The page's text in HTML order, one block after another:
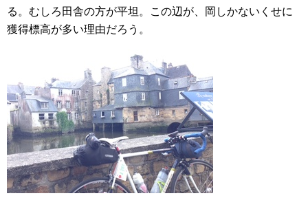
る。むしろ田舎の方が平坦。この辺が、岡しかないくせに
獲得標高が多い理由だろう。